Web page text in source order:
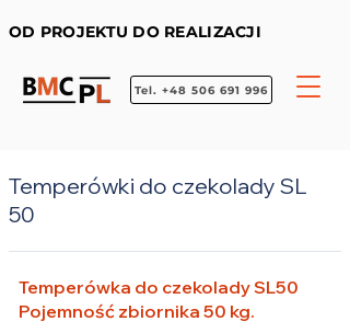
OD PROJEKTU DO REALIZACJI
Tel. +48 506 691 996
Temperówki do czekolady SL
50
Temperówka do czekolady SL50
Pojemność zbiornika 50 kg.